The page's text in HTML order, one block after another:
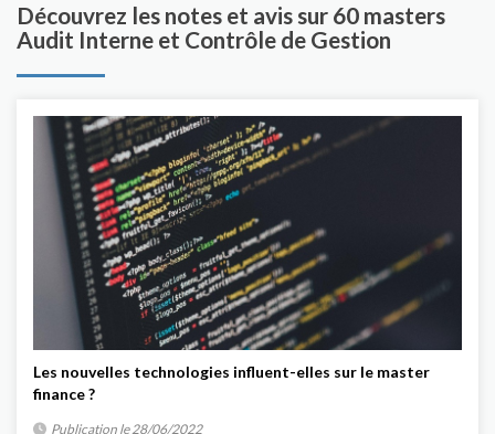
Découvrez les notes et avis sur 60 masters
Audit Interne et Contrôle de Gestion
Les nouvelles technologies influent-elles sur le master
finance ?
Publication le 28/06/2022